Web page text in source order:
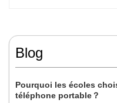
Blog
Pourquoi les écoles
téléphone portable？